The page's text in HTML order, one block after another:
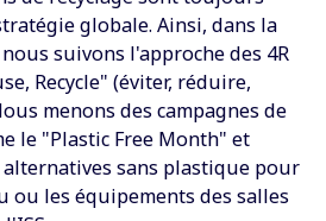
globale. Ainsi, dans la
suivons l'approche des 4R
Recycle" (éviter, réduire,
menons des campagnes de
le "Plastic Free Month" et
sans plastique pour
ou les équipements des salles